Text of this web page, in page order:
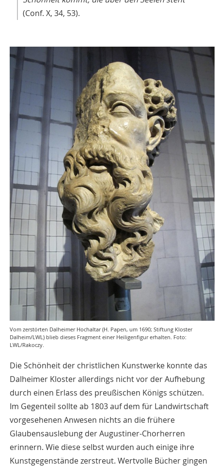
(Conf. X, 34, 53).
Vom zerstörten Dalheimer Hochaltar (H. Papen, um 1690; Stiftung Kloster
Dalheim/LWL) blieb dieses Fragment einer Heiligenfigur erhalten. Foto:
LWL/Rakoczy.
Die Schönheit der christlichen Kunstwerke konnte das
Dalheimer Kloster allerdings nicht vor der Aufhebung
durch einen Erlass des preußischen Königs schützen.
Im Gegenteil sollte ab 1803 auf dem für Landwirtschaft
vorgesehenen Anwesen nichts an die frühere
Glaubensauslebung der Augustiner-Chorherren
erinnern. Wie diese selbst wurden auch einige ihre
Kunstgegenstände zerstreut. Wertvolle Bücher gingen